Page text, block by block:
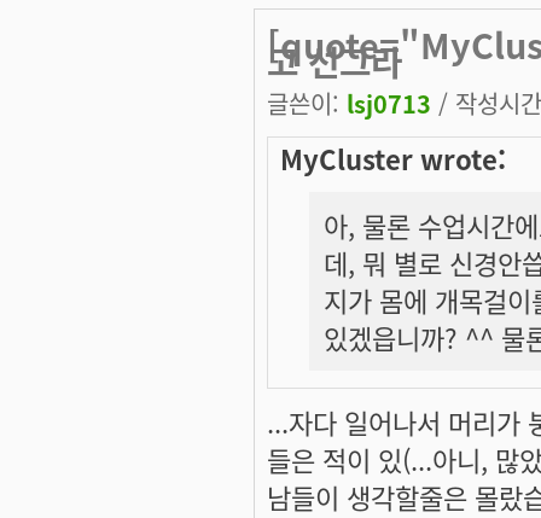
고 선그라
글쓴이: lsj0713 / 작성시
MyCluster wrote:
아, 물론 수업시간
데, 뭐 별로 신경안
지가 몸에 개목걸
있겠읍니까? ^^ 물
...자다 일어나서 머리가
들은 적이 있(...아니, 많
남들이 생각할줄은 몰랐